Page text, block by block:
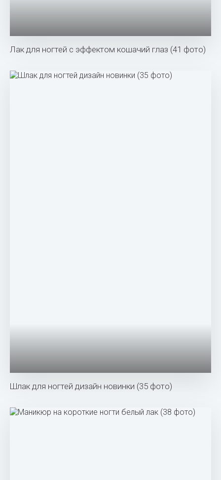
Лак для ногтей с эффектом кошачий глаз (41 фото)
Шлак для ногтей дизайн новинки (35 фото)